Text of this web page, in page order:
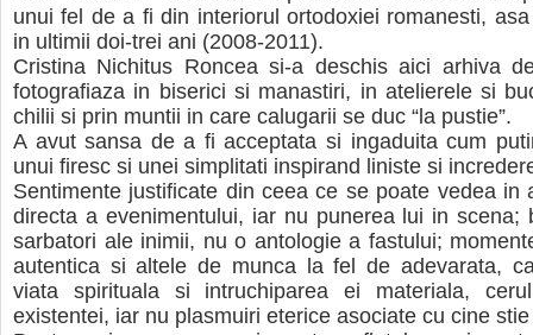
unui fel de a fi din interiorul ortodoxiei romanesti,
in ultimii doi-trei ani (2008-2011).
Cristina Nichitus Roncea si-a deschis aici arhiva
fotografiaza in biserici si manastiri, in atelierele si
chilii si prin muntii in care calugarii se duc “la pustie”.
A avut sansa de a fi acceptata si ingaduita cum
unui firesc si unei simplitati inspirand liniste si
Sentimente justificate din ceea ce se poate vedea in
directa a evenimentului, iar nu punerea lui in scena;
sarbatori ale inimii, nu o antologie a fastului;
autentica si altele de munca la fel de adevarata,
viata spirituala si intruchiparea ei materiala,
existentei, iar nu plasmuiri eterice asociate cu cine